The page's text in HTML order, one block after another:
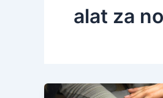
alat za